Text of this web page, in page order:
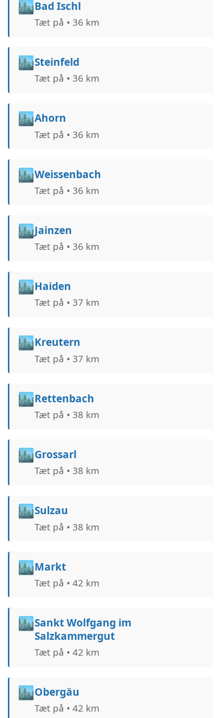
🏙️Bad Ischl
Tæt på • 36 km
🏙️Steinfeld
Tæt på • 36 km
🏙️Ahorn
Tæt på • 36 km
🏙️Weissenbach
Tæt på • 36 km
🏙️Jainzen
Tæt på • 36 km
🏙️Haiden
Tæt på • 37 km
🏙️Kreutern
Tæt på • 37 km
🏙️Rettenbach
Tæt på • 38 km
🏙️Grossarl
Tæt på • 38 km
🏙️Sulzau
Tæt på • 38 km
🏙️Markt
Tæt på • 42 km
🏙️Sankt Wolfgang im
Salzkammergut
Tæt på • 42 km
🏙️Obergäu
Tæt på • 42 km